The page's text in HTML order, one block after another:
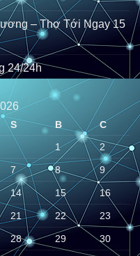
– Thợ Tới Ngay 15
24/24h
S B
C
1
2
7 8 9
14 15 16
21 22 23
28 29 30